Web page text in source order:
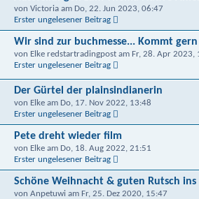
von Victoria am Do, 22. Jun 2023, 06:47
Erster ungelesener Beitrag
Wir sind zur buchmesse... Kommt
von Elke redstartradingpost am Fr, 28. Apr 2023,
Erster ungelesener Beitrag
Der Gürtel der plainsindianerin
von Elke am Do, 17. Nov 2022, 13:48
Erster ungelesener Beitrag
Pete dreht wieder film
von Elke am Do, 18. Aug 2022, 21:51
Erster ungelesener Beitrag
Schöne Weihnacht & guten Rutsch ins
von Anpetuwi am Fr, 25. Dez 2020, 15:47